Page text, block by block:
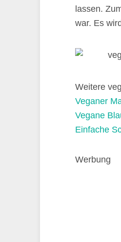
lassen.
war. Es
Weitere
Veganer
Vegane
Einfache
Werbung